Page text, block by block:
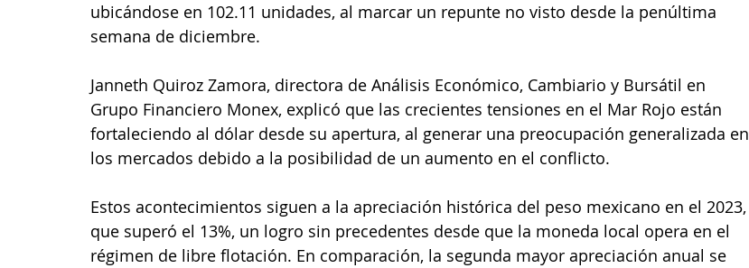
ubicándose en 102.11 unidades, al marcar un repunte no visto desde la penúltima
semana de diciembre.
Janneth Quiroz Zamora, directora de Análisis Económico, Cambiario y Bursátil en
Grupo Financiero Monex, explicó que las crecientes tensiones en el Mar Rojo están
fortaleciendo al dólar desde su apertura, al generar una preocupación generalizada en
los mercados debido a la posibilidad de un aumento en el conflicto.
Estos acontecimientos siguen a la apreciación histórica del peso mexicano en el 2023,
que superó el 13%, un logro sin precedentes desde que la moneda local opera en el
régimen de libre flotación. En comparación, la segunda mayor apreciación anual se